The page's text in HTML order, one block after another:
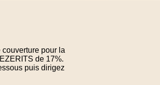
pour la
de 17%.
puis dirigez